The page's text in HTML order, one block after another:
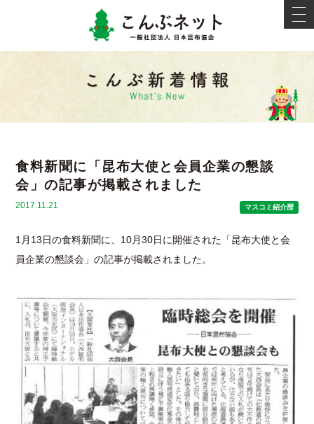
こんぶ
食料新聞に「昆布大使と会員企業の懇談
会」の記事が掲載されました
2017.11.21 マスコミ紹介歴
1月13日の食料新聞に、10月30日に開催された「昆布大使と会
員企業の懇談会」の記事が掲載されました。
t
o
g
v
g